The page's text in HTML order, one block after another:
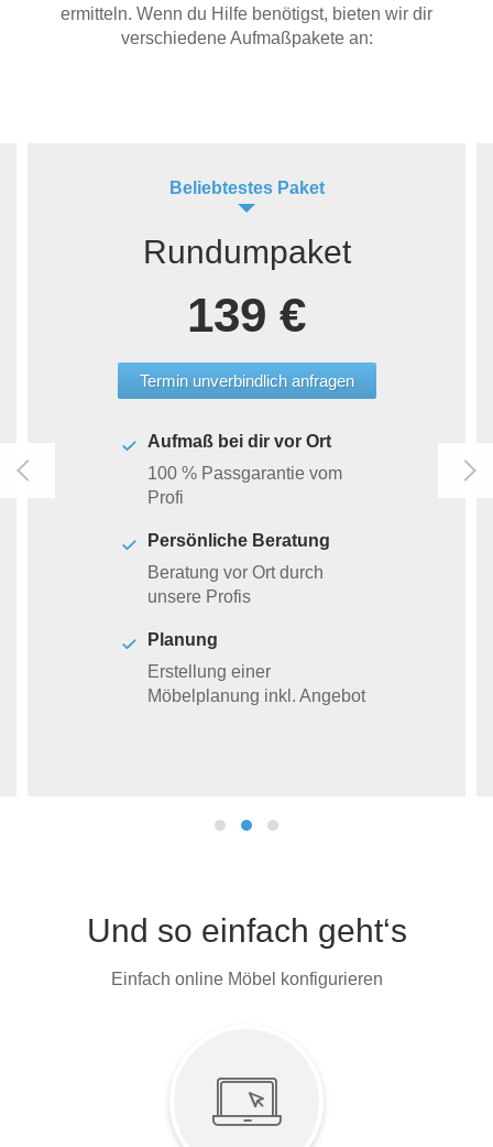
ermitteln. Wenn du Hilfe benötigst, bieten wir dir
verschiedene Aufmaßpakete an:
Beliebtestes Paket
Rundumpaket
139 €
Termin unverbindlich anfragen
Aufmaß bei dir vor Ort
100 % Passgarantie vom
Profi
Persönliche Beratung
Beratung vor Ort durch
unsere Profis
Planung
Erstellung einer
Möbelplanung inkl. Angebot
Und so einfach geht‘s
Einfach online Möbel konfigurieren